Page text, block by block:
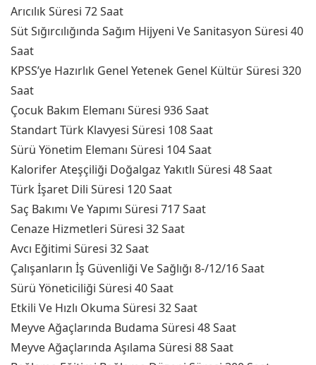
Arıcılık Süresi 72 Saat
Süt Sığırcılığında Sağım Hijyeni Ve Sanitasyon Süresi 40
Saat
KPSS’ye Hazırlık Genel Yetenek Genel Kültür Süresi 320
Saat
Çocuk Bakım Elemanı Süresi 936 Saat
Standart Türk Klavyesi Süresi 108 Saat
Sürü Yönetim Elemanı Süresi 104 Saat
Kalorifer Ateşçiliği Doğalgaz Yakıtlı Süresi 48 Saat
Türk İşaret Dili Süresi 120 Saat
Saç Bakımı Ve Yapımı Süresi 717 Saat
Cenaze Hizmetleri Süresi 32 Saat
Avcı Eğitimi Süresi 32 Saat
Çalışanların İş Güvenliği Ve Sağlığı 8-/12/16 Saat
Sürü Yöneticiliği Süresi 40 Saat
Etkili Ve Hızlı Okuma Süresi 32 Saat
Meyve Ağaçlarında Budama Süresi 48 Saat
Meyve Ağaçlarında Aşılama Süresi 88 Saat